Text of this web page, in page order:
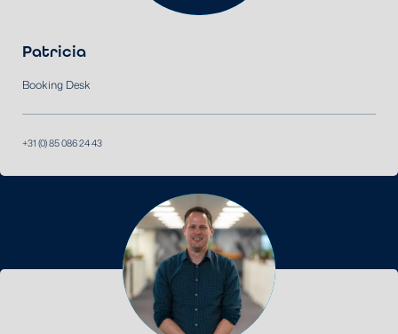
Patricia
Booking Desk
+31 (0) 85 086 24 43